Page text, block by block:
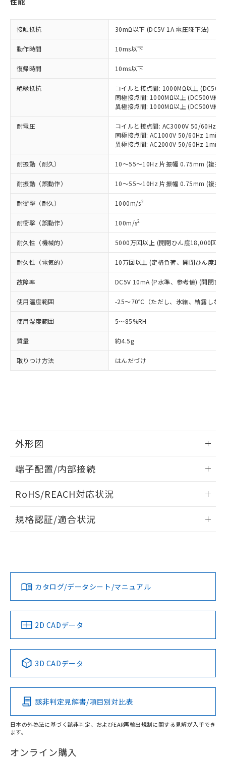
接触抵抗 30mΩ以下 (DC5V 1A 電圧降下法)
動作時間 10ms以下
復帰時間 10ms以下
絶縁抵抗
コイルと接点間: 1000MΩ以上
同極接点間: 1000MΩ以上 (DC500V絶
異極接点間: 1000MΩ以上 (DC500V絶
耐電圧
コイルと接点間: AC3000V 50/60Hz
同極接点間: AC1000V 50/60Hz 1min
異極接点間: AC2000V 50/60Hz 1min
耐振動（耐久） 10～55～10Hz 片振幅 0.75mm (複振
耐振動（誤動作） 10～55～10Hz 片振幅 0.75mm (複振
耐衝撃（耐久） 1000m/s2
耐衝撃（誤動作） 100m/s2
耐久性（機械的） 5000万回以上 (開閉ひん度18,000回/h)
耐久性（電気的） 10万回以上 (定格負荷、開閉ひん度
故障率 DC5V 10mA (P水準、参考値) (開閉ひ
使用温度範囲 -25～70℃（ただし、氷結、結露しな
使用湿度範囲 5～85%RH
質量 約4.5g
取りつけ方法 はんだづけ
外形図
外形図
取りつけ穴加工図
端子配置/内部接続
端子配置/内部接続
RoHS/REACH対応状況
EU RoHS 注意事項・凡例
対応済み
中国 RoHS 注意事項・凡例
Pb Hg Cd Cr(VI)
O
在庫等で未対応品が混在する可能性があります。
規格認証/適合状況
カタログ/データシート/マニュアル
2D CADデータ
3D CADデータ
該非判定見解書/項目別対比表
日本の外為法に基づく該非判定、およびEAR再輸出規制に関する見解が入手でき
ます。
オンライン購入
ご利用条件
ご利用ください。
本サービスは、当社制御機器事業取扱
商品の当社在庫状況および標準価格
(税抜)を提供させていただくもので
当社制御機器事業取扱商品の中には、
本サービスの対象外となる商品もある
ことをご了承ください。
在庫状況および標準価格照会結果は、
記載している更新日時点での社内デー
タに基づき作成されるものであり、閲
準価格とは異なる場合があることをご
正式な納期状況および標準価格はお客
様のお取引先、またはお客様担当のオ
ムロン制御機器販売店・当社販売員に
ご相談ください。
オムロン制御機器販売店や当社販売拠
点は「
販売ネットワーク
」をご確認
在庫状況および標準価格結果を当社の
事前の承諾なく第三者に漏洩または開
示しないようお願いします。
ビス）をご利用いただくには、I-Web
メンバーズにご登録されている必要が
お客様が当ウェブサイト上で当社にご
登録された部品リストについて、当社
の共同利用に関して"
の「1.共同利
指します。
商品です。
対応予定なし：EU RoHS指令（10物質）の
非含有に非対応の商品で、対応品を出す予
調査・確認中：EU RoHS指令（10物質）の
非含有の対応状況を調査中または確認中の
商品です。
非該当品：ライセンス料など無形物で、有
害物質有無と関係のない商品です。
いたものが、含有品と判明した場合などや
むを得ず変更することがあります。
*EU RoHS指令（10物質）：
六価クロム(Cr(Ⅵ)) 1000ppm以下、ポリ臭化ビフェニル
類(PBB) 1000ppm以下、ポリ臭化ジフェニルエーテル類
(PBDE) 1000ppm以下、フタル酸ビス(2-エチルヘキシ
ル) (DEHP)(別名：DOP) 1000ppm以下、フタル酸ブチ
ルベンジル（BBP） 1000ppm以下、フタル酸ジブチル
（DBP） 1000ppm以下、フタル酸ジイソブチル
但し、RoHS指令で産業用監視および制御機器に対する
適用除外項目は除く。
フタル酸エステル類の４物質については閾値を超える意
図的な使用がないことを確認しています。
部品在庫の切り替え状況などにより、予定
月が前後することがあります。
※3 非含有証明書ダウンロード
51物質の非含有証明書（当社基準）
※本証明書は発行日時点で非含有を証明す
るもので、過去に遡って非含有を証明する
また、RoHS指令のフタル酸エステル類４
物質の対応では、対応完了までの期間は出
荷製品に未対応品が混在することから備考
欄に対応日を記載しておりました。
既に当社にて対応品への在庫切替を完了
していることから、特段のことがない限
り、2022年1月12日より割愛しておりま
※1 中国RoHS○×表
「○」：最大均質材料含有率が中国RoHSの
基準値以下であることを示します。
「×」：最大均質材料含有率が中国RoHSの
基準値を超えていることを示します。
「－」：未確認です。当社販売部門へお問
Pb(鉛) :1000ppm、 Hg(水銀) : 1000ppm、 Cd(カドミウ
ム) : 100ppm、
Cr(Ⅵ)(六価クロム) : 1000ppm、 PBBs(ポリ臭化ビフェ
ニル類) : 1000ppm、 PBDEs(ポリ臭化ジフェニルエーテ
イソブチル) : 1000ppm、 BBP(フタル酸ブチルベンジ
DEHP(フタル酸ビス(2-エチルヘキシル)) : 1000ppm
※2 環境保護使用期限
「ｅ」：有害物質（10物質）のすべてが基
準値以下であることを示します。
「10」：通常の使用状況下において有害物
質が外部に漏えいし、環境に深刻な影響を
及ぼさない年数を意味します。
「－」：未確認です。当社販売部門へお問
当社は、これら貴社製品のうち、外国
為替および外国貿易法に定める商品
（以下｢規制貨物等」という）を輸出
または国外への提供する場合は、日本
国政府の輸出許可(または役務取引許
可)を取得するなどの必要な手続きを
当社は規制貨物を破棄する場合は、完
全に破砕するなど、違法に輸出されな
いよう必要な手段を講じます。
当社は貴社製品を、核兵器、ミサイ
ル、化学兵器、生物兵器またはその他
武器並びにこれらの製造装置等に一切
使用いたしません。
当社は、貴社製品を第三者に販売する
場合は、上記1、2および3の内容を当
該第三者に通知します。また当社は、
販売先および販売に係わる関係者が違
法に輸出するおそれがある場合は、取
り引きをいたしません。
記
号
○ 一定数以上の在庫あり
△ 一定数には満たないが在庫あり
在庫なし(最新の在庫状況につ
いては、お客様のお取引先、ま
たはお客様担当のオムロン制御
機器販売店・当社販売員にご確
認ください)
空
受注生産機種、また在庫状況の